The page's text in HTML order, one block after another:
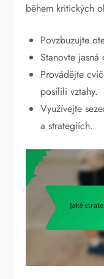
během kritických
Povzbuzujte
Stanovte
Provádějte
posílili vztahy.
Využívejte
a strategiích.